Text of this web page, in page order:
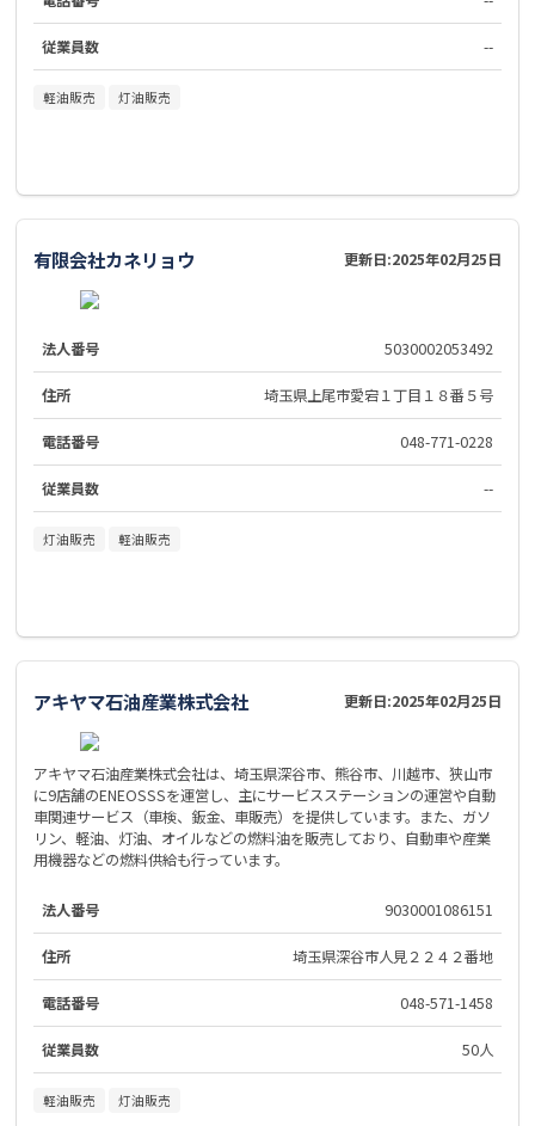
従業員数 --
軽油販売 灯油販売
有限会社カネリョウ 更新日:2025年02月25日
法人番号 5030002053492
住所 埼玉県上尾市愛宕１丁目１８番５号
電話番号 048-771-0228
従業員数 --
灯油販売 軽油販売
アキヤマ石油産業株式会社 更新日:2025年02月25日
アキヤマ石油産業株式会社は、埼玉県深谷市、熊谷市、川越市、狭山市
に9店舗のENEOSSSを運営し、主にサービスステーションの運営や自動
車関連サービス（車検、鈑金、車販売）を提供しています。また、ガソ
リン、軽油、灯油、オイルなどの燃料油を販売しており、自動車や産業
用機器などの燃料供給も行っています。
法人番号 9030001086151
住所 埼玉県深谷市人見２２４２番地
電話番号 048-571-1458
従業員数 50人
軽油販売 灯油販売